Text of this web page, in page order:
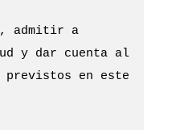
admitir a
y dar cuenta al
en este